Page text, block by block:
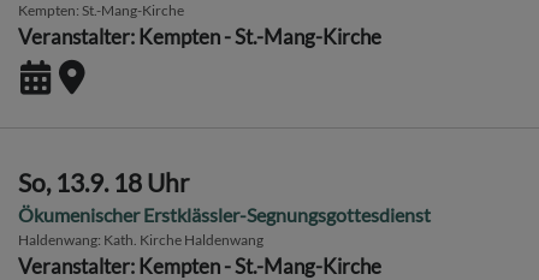
Kempten St.-Mang-Kirche
Veranstalter: Kempten - St.-Mang-Kirche
So, 13.9. 18 Uhr
Ökumenischer Erstklässler-Segnungsgottesdienst
Haldenwang Kath. Kirche Haldenwang
Veranstalter: Kempten - St.-Mang-Kirche